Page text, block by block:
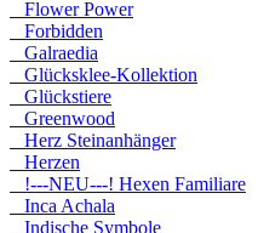
Flower Power
Forbidden
Galraedia
Glücksklee-Kollektion
Glückstiere
Greenwood
Herz Steinanhänger
Herzen
!---NEU---! Hexen Familiare
Inca Achala
Indische Symbole